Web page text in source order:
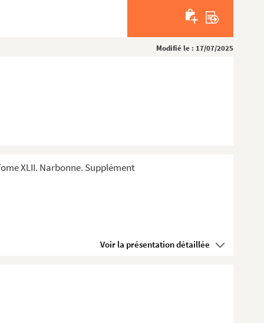
Modifié le : 17/07/2025
XLII. Narbonne. Supplément
Voir la présentation détaillée